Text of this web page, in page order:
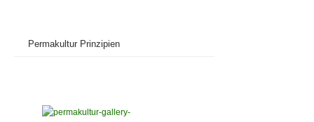
Permakultur Prinzipien